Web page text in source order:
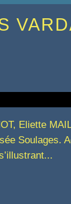
Eliette
Soulages.